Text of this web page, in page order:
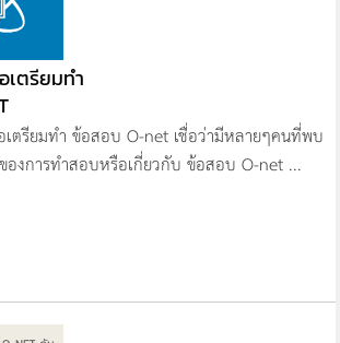
เตรียมทำ
เตรียมทำ ข้อสอบ O-net เชื่อว่ามีหลายๆคนที่พบ
องการทำสอบหรือเกี่ยวกับ ข้อสอบ O-net ...